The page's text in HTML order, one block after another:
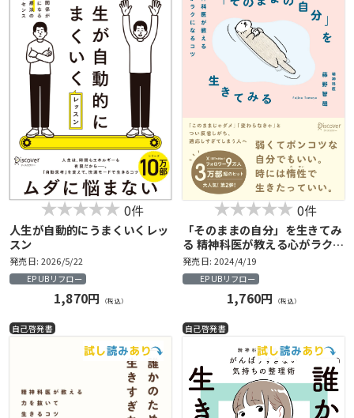
0件
人生が自動的にうまくいくレッ
スン
発売日: 2026/5/22
EPUBリフロー
1,870円 （税込）
0件
「そのままの自分」を生きてみ
る 精神科医が教える心がラクに
なるコツ
発売日: 2024/4/19
EPUBリフロー
1,760円 （税込）
自己啓発書 自己啓発書